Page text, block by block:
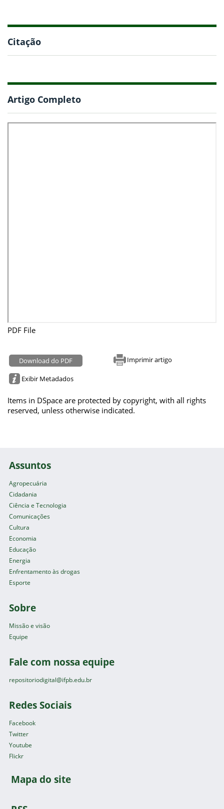
Citação
Artigo Completo
PDF File
Download do PDF Imprimir artigo
Exibir Metadados
Items in DSpace are protected by copyright, with all rights
reserved, unless otherwise indicated.
Assuntos
Agropecuária
Cidadania
Ciência e Tecnologia
Comunicações
Cultura
Economia
Educação
Energia
Enfrentamento às drogas
Esporte
Sobre
Missão e visão
Equipe
Fale com nossa equipe
repositoriodigital@ifpb.edu.br
Redes Sociais
Facebook
Twitter
Youtube
Flickr
Mapa do site